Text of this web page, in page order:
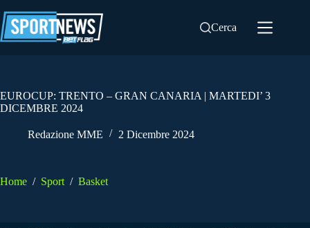
al
contenuto
Cerca
EUROCUP: TRENTO – GRAN CANARIA | MARTEDI’ 3
DICEMBRE 2024
Redazione MME 2 Dicembre 2024
Home / Sport / Basket